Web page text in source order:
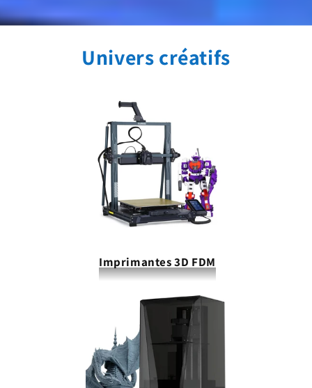
Univers créatifs
Imprimantes 3D FDM